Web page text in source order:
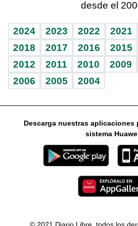
Vida y familia
Eñe
Celebrando la vida
Sin complejos
En pocas palabras
Escuchando al corazón
Economía Personal
Consulta Libre
BRV
TBT Deportivo
Más firmas
Guía del dinero
Horóscopos
desde el
2024 2023 2022 2021
2018
2017 2016 2015
2012
2011 2010 2009
2006
2005 2004
Descarga nuestras aplicaciones
sistema
© 2021 Diario Libre, todos los